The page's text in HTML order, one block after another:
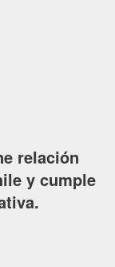
relación
y cumple